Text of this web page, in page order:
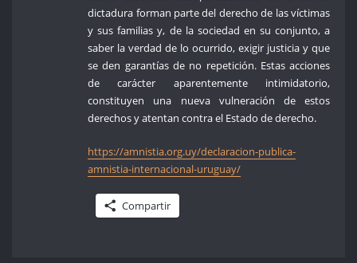
dictadura forman parte del derecho de las víctimas
y sus familias y, de la sociedad en su conjunto, a
saber la verdad de lo ocurrido, exigir justicia y que
se den garantías de no repetición. Estas acciones
de carácter aparentemente intimidatorio,
constituyen una nueva vulneración de estos
derechos y atentan contra el Estado de derecho.
https://amnistia.org.uy/declaracion-publica-
amnistia-internacional-uruguay/
Compartir